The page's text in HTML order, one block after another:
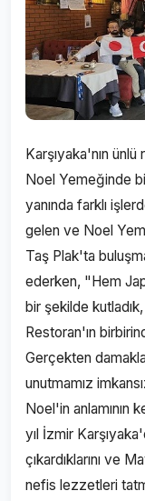
Karşıyaka'nın
Noel Yemeğinde
yanında farklı
gelen ve Noel
Taş Plak'ta
ederken, "Hem
bir şekilde
Restoran'ın
Gerçekten
unutmamız
Noel'in anlamının
yıl İzmir
çıkardıklarını ve
nefis lezzetleri